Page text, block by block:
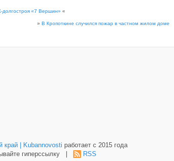
долгостроя «7 Вершин» «
» В Кропоткине случился пожар в частном жилом доме
край | Kubannovosti работает с 2015 года
гиперссылку | RSS